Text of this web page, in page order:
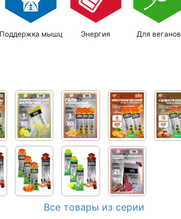
Поддержка мышц Энергия Для веганов
Все товары из серии